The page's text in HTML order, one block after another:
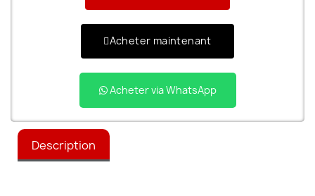
Acheter maintenant
Acheter via WhatsApp
Description